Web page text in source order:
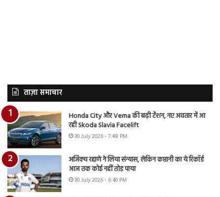
ताज़ा समाचार
Honda City और Verna की बढ़ी टेंशन, नए अवतार में आ
रही Skoda Slavia Facelift
30 July 2026 - 7:48 PM
अजिंक्य रहाणे ने लिया संन्यास, लेकिन कप्तानी का ये रिकॉर्ड
आज तक कोई नहीं तोड़ पाया
30 July 2026 - 6:40 PM